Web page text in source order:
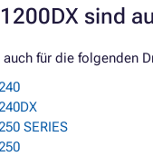
sind
für die folgenden
SERIES